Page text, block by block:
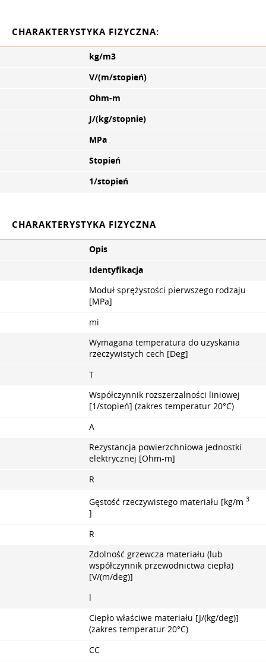
CHARAKTERYSTYKA FIZYCZNA:
kg/m3
V/(m/stopień)
Ohm-m
J/(kg/stopnie)
MPa
Stopień
1/stopień
CHARAKTERYSTYKA FIZYCZNA
Opis
Identyfikacja
Moduł sprężystości pierwszego rodzaju
[MPa]
mi
Wymagana temperatura do uzyskania
rzeczywistych cech [Deg]
T
Współczynnik rozszerzalności liniowej
[1/stopień] (zakres temperatur 20°С)
A
Rezystancja powierzchniowa jednostki
elektrycznej [Ohm-m]
R
Gęstość rzeczywistego materiału [kg/m 3
]
R
Zdolność grzewcza materiału (lub
współczynnik przewodnictwa ciepła)
[V/(m/deg)]
l
Ciepło właściwe materiału [J/(kg/deg)]
(zakres temperatur 20°С)
CC